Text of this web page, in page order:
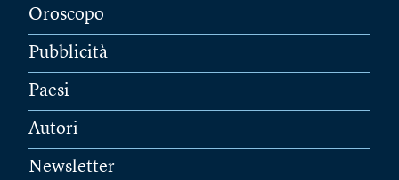
Oroscopo
Pubblicità
Paesi
Autori
Newsletter